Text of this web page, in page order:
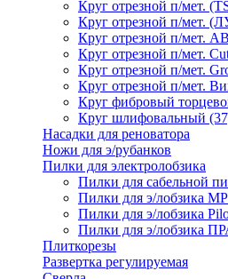
Круг отрезной п/мет.
Круг отрезной п/мет.
Круг отрезной п/мет.
Круг отрезной п/мет.
Круг отрезной п/мет.
Круг отрезной п/мет.
Круг фибровый
Круг шлифовальный
Насадки для реноватора
Ножи для э/рубанков
Пилки для электролобзика
Пилки для сабельной
Пилки для э/лобзика
Пилки для э/лобзика
Пилки для э/лобзика
Плиткорезы
Развертка регулируемая